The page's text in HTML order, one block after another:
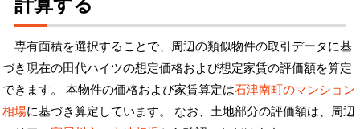
専有面積を選択することで、周辺の類似物件の取引データに基
づき現在の田代ハイツの想定価格および想定家賃の評価額を算定
できます。 本物件の価格および家賃算定は石津南町のマンション
相場に基づき算定しています。 なお、土地部分の評価額は、周辺